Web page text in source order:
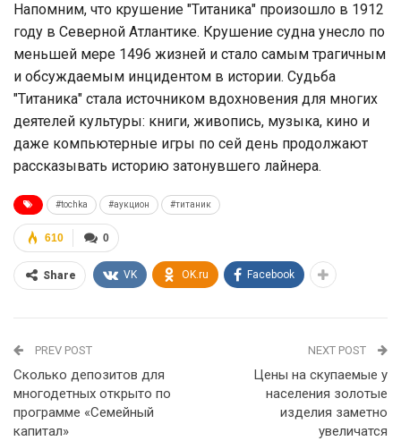
Напомним, что крушение "Титаника" произошло в 1912
году в Северной Атлантике. Крушение судна унесло по
меньшей мере 1496 жизней и стало самым трагичным
и обсуждаемым инцидентом в истории. Судьба
"Титаника" стала источником вдохновения для многих
деятелей культуры: книги, живопись, музыка, кино и
даже компьютерные игры по сей день продолжают
рассказывать историю затонувшего лайнера.
#tochka #аукцион #титаник
0
610
Share VK OK.ru Facebook
PREV POST
Сколько депозитов для
многодетных открыто по
программе «Семейный
капитал»
NEXT POST
Цены на скупаемые у
населения золотые
изделия заметно
увеличатся